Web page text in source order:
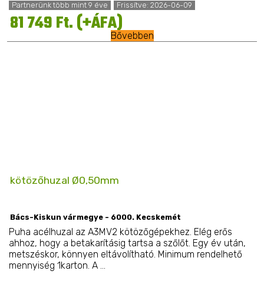
Partnerünk több mint 9 éve Frissítve: 2026-06-09
81 749 Ft. (+ÁFA)Bővebben
kötözőhuzal Ø0,50mm
Bács-Kiskun vármegye - 6000. Kecskemét
Puha acélhuzal az A3MV2 kötözőgépekhez. Elég erős
ahhoz, hogy a betakarításig tartsa a szőlőt. Egy év után,
metszéskor, könnyen eltávolítható. Minimum rendelhető
mennyiség 1karton. A ...